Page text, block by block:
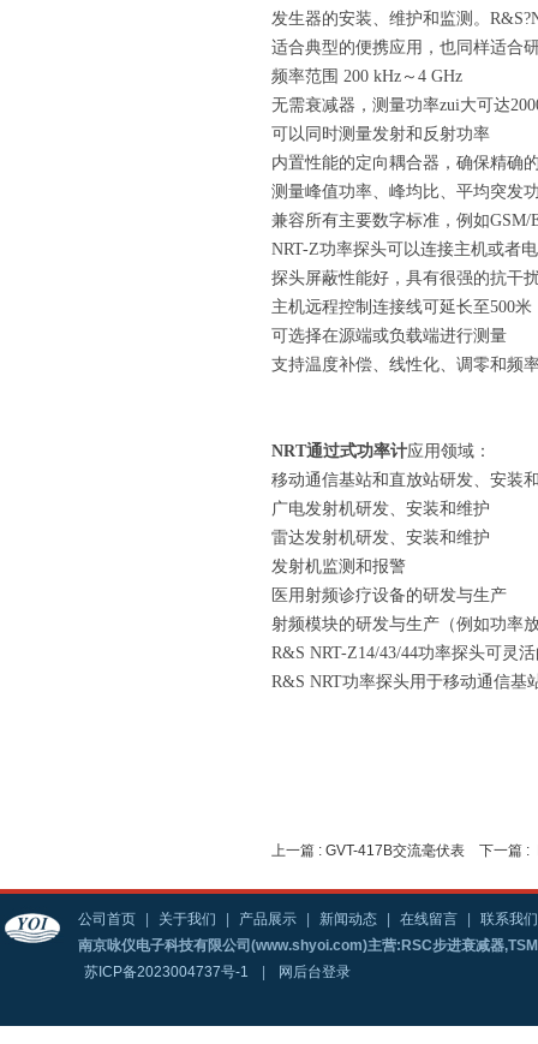
发生器的安装、维护和监测。
适合典型的便携应用，也同样适合
频率范围 200 kHz～4 GHz
无需衰减器，测量功率zui大可达
可以同时测量发射和反射功率
内置性能的定向耦合器，确保精确
测量峰值功率、峰均比、平均突发
兼容所有主要数字标准，例如GSM/
NRT-Z功率探头可以连接主机或者
探头屏蔽性能好，具有很强的抗干
主机远程控制连接线可延长至500
可选择在源端或负载端进行测量
支持温度补偿、线性化、调零和频
NRT通过式功率计应用领域：
移动通信基站和直放站研发、安装
广电发射机研发、安装和维护
雷达发射机研发、安装和维护
发射机监测和报警
医用射频诊疗设备的研发与生产
射频模块的研发与生产（例如功率
R&S NRT-Z14/43/44功率探头可灵
R&S NRT功率探头用于移动通信基
上一篇 : GVT-417B交流毫伏表 下一篇 :
公司首页 关于我们 产品展示 新闻动态 在线留言
联系我们
南京咏仪电子科技有限公司(www.shyoi.com)主营:RSC步进衰减器
苏ICP备2023004737号-1
网后台登录